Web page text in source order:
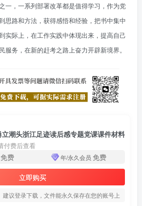
一，一系列部署改革都是值得学习，作为党
思路和方法，获得感悟和经验，把书中集中
实际上，在工作实践中体现出来，提高自己
服务，在新的赶考之路上奋力开辟新境界。
立潮头浙江足迹读后感专题党课课件材料
付费后查看
免费 年/永久会员 免费
立即购买
建议登录下载，文件能永久保存在您的账号上